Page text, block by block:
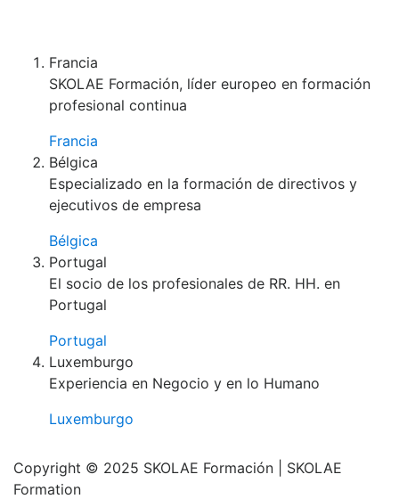
Francia
SKOLAE Formación, líder europeo en formación
profesional continua
Francia
Bélgica
Especializado en la formación de directivos y
ejecutivos de empresa
Bélgica
Portugal
El socio de los profesionales de RR. HH. en
Portugal
Portugal
Luxemburgo
Experiencia en Negocio y en lo Humano
Luxemburgo
Copyright © 2025 SKOLAE Formación | SKOLAE
Formation